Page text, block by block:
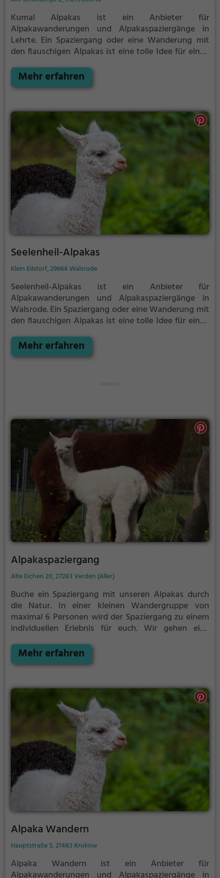
Kumal Alpakas ist ein Anbieter für
Alpakawanderungen und Alpakaspaziergänge in
Lehrte. Ein Spaziergang oder eine Wanderung mit
den flauschigen Alpakas ist eine tolle Idee für einen
Familie. Die kuscheligen Tiere strahlen eine
unheimliche Ruhe aus und werden daher auch
Mehr erfahren
Seelenheil-Alpakas
Klein Eilstorf, 29664 Walsrode
Seelenheil-Alpakas ist ein Anbieter für
Alpakawanderungen und Alpakaspaziergänge in
Walsrode.Ein Spaziergang oder eine Wanderung mit
den flauschigen Alpakas ist eine tolle Idee für einen
Familie. Die kuscheligen Tiere strahlen eine
unheimliche Ruhe aus und werden daher auch
Mehr erfahren
Alpakaspaziergang
Alte Eichen 20, 27283 Verden (Aller)
Buche ein Spaziergang mit unseren Alpakas durch
die Natur. In einer kleinen Wandergruppe von
maximal 6 Personen wird der Spaziergang zu einem
individuellen Erlebnis für euch. Wir gehen eine
Stunden einzukalkulieren, da die Tiere das Tempo
bestimmen. Auf ungefähr der Hälfte der Strecke gibt
Gelegenheit Bilder von den Tieren und euch zu
machen.
Mehr erfahren
Alpaka Wandern
Hauptstraße 5, 21483 Krukow
Alpaka Wandern ist ein Anbieter für
Alpakawanderungen und Alpakaspaziergänge in